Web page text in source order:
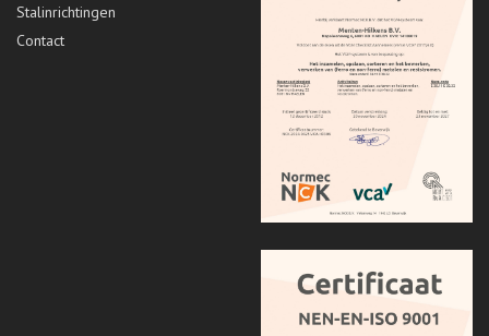
Stalinrichtingen
Contact